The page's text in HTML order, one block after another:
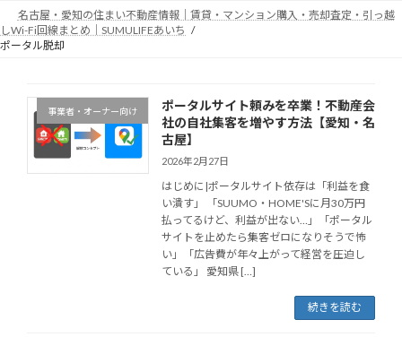
ン
テ
ビ
ゲ
名古屋・愛知の住まい不動産情報｜賃貸・マンション購入・売却査定・引っ越
しWi-Fi回線まとめ｜SUMULIFEあいち
ポータル脱却
事業者・オーナー向け
ポータルサイト頼みを卒業！不動産会
社の自社集客を増やす方法【愛知・名
古屋】
2026年2月27日
はじめに|ポータルサイト依存は「利益を食
い潰す」 「SUUMO・HOME'Sに月30万円
払ってるけど、利益が出ない…」「ポータル
サイトを止めたら集客ゼロになりそうで怖
い」「広告費が年々上がって経営を圧迫し
ている」 愛知県 […]
続きを読む